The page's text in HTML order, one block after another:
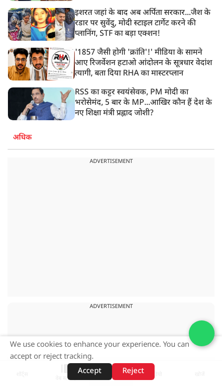
इशरत जहां के बाद अब अर्पिता सरकार...जैश के
रडार पर सुवेंदु, मोदी स्टाइल टार्गेट करने की
प्लानिंग, STF का बड़ा एक्शन!
'1857 जैसी होगी 'क्रांति'!' मीडिया के सामने
आए रिजर्वेशन हटाओ आंदोलन के सूत्रधार वेदांश
त्यागी, बता दिया RHA का मास्टरप्लान
RSS का कट्टर स्वयंसेवक, PM मोदी का
भरोसेमंद, 5 बार के MP...आखिर कौन हैं देश के
नए शिक्षा मंत्री प्रह्लाद जोशी?
अधिक
ADVERTISEMENT
ADVERTISEMENT
वेब स्टोरीज़
We use cookies to enhance your experience. You can
accept or reject tracking.
Accept
Reject